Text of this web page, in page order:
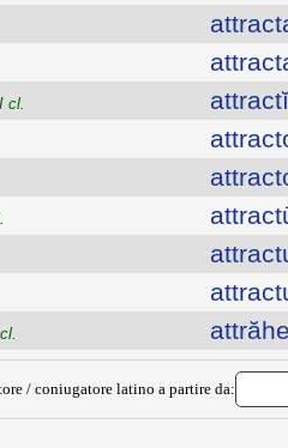
cl.
/ coniugatore latino a partire da: